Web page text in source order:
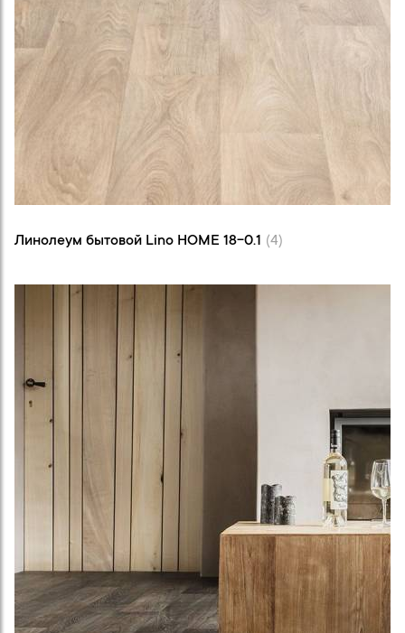
Линолеум бытовой Lino HOME 18-0.1 (4)